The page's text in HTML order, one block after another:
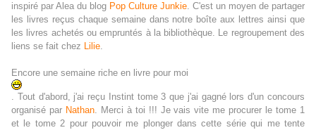
inspiré par Alea du blog Pop Culture Junkie. C'est un moyen de partager
les livres reçus chaque semaine dans notre boîte aux lettres ainsi que
les livres achetés ou empruntés à la bibliothèque. Le regroupement des
liens se fait chez Lilie.
Encore une semaine riche en livre pour moi
. Tout d'abord, j'ai reçu Instint tome 3 que j'ai gagné lors d'un concours
organisé par Nathan. Merci à toi !!! Je vais vite me procurer le tome 1
et le tome 2 pour pouvoir me plonger dans cette série qui me tente